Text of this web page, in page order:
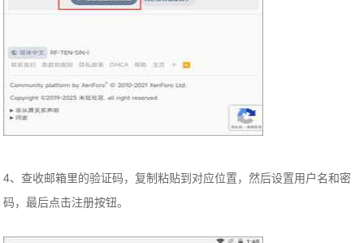
4、查收邮箱里的验证码，复制粘贴到对应位置，然后设置用户名和密
码，最后点击注册按钮。